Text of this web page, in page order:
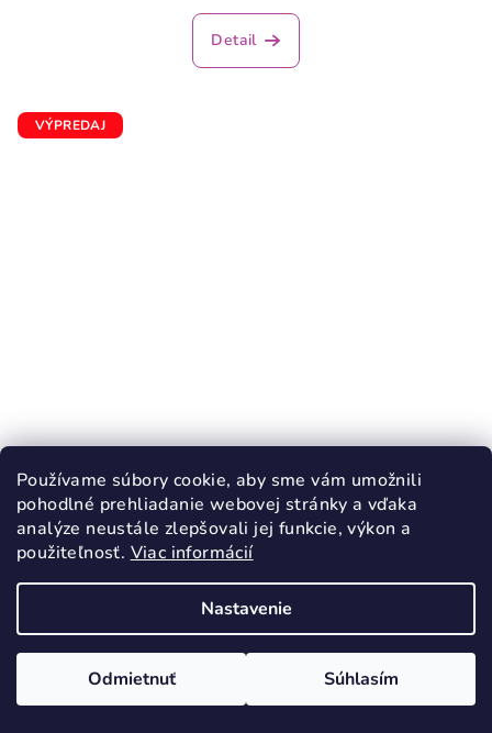
Používame súbory cookie, aby sme vám umožnili
pohodlné prehliadanie webovej stránky a vďaka
analýze neustále zlepšovali jej funkcie, výkon a
použiteľnosť. Viac informácií
Nastavenie
Odmietnuť Súhlasím
Detail
VÝPREDAJ
PROTETIKA PADY JEANS sandále
BAREFOOT
26,90 €